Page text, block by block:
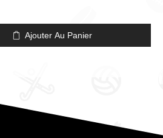
Ajouter Au Panier